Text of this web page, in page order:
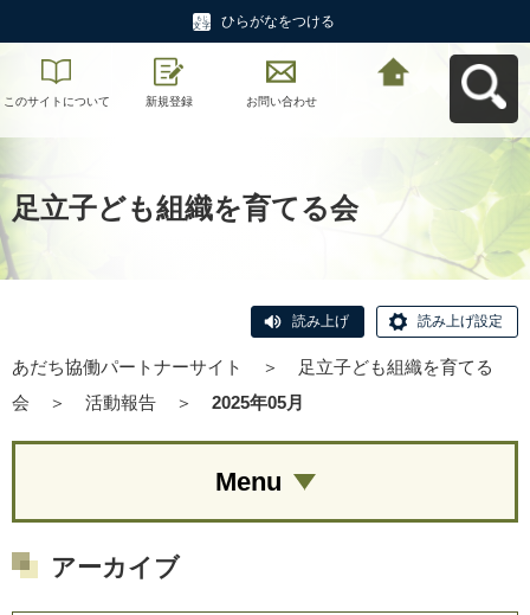
ひらがなをつける
このサイトについて 新規登録 お問い合わせ
足立子ども組織を育てる会
読み上げ 読み上げ設定
あだち協働パートナーサイト ＞
足立子ども組織を育てる
会
＞ 活動報告 ＞ 2025年05月
Menu
アーカイブ